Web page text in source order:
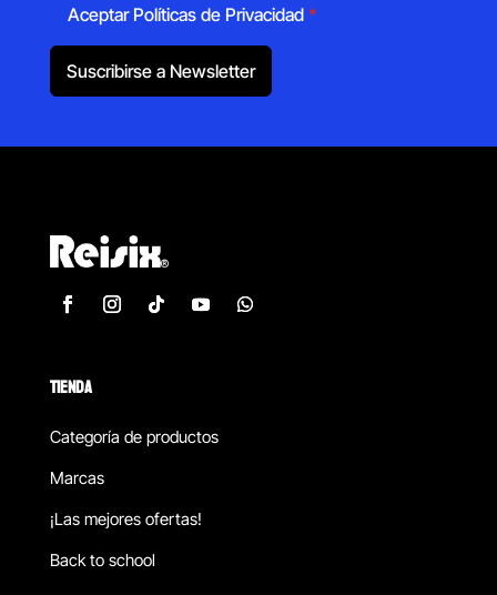
Aceptar Políticas de Privacidad *
Suscribirse a Newsletter
TIENDA
Categoría de productos
Marcas
¡Las mejores ofertas!
Back to school